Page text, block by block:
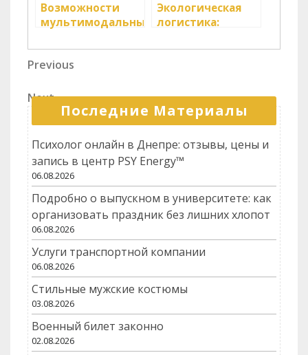
Возможности
мультимодальных
перевозок
Экологическая
логистика:
практики и
Навигация
по
записям
Previous
Previous
Next
Post
Next
Последние Материалы
Психолог онлайн в Днепре: отзывы, цены и
запись в центр PSY Energy™
06.08.2026
Подробно о выпускном в университете: как
организовать праздник без лишних хлопот
06.08.2026
Услуги транспортной компании
06.08.2026
Стильные мужские костюмы
03.08.2026
Военный билет законно
02.08.2026